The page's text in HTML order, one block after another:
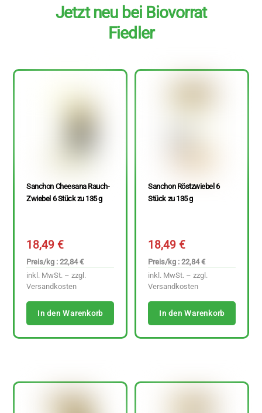
Jetzt neu bei Biovorrat
Fiedler
Sanchon Cheesana Rauch-
Zwiebel 6 Stück zu 135 g
18,49€
Preis/kg : 22,84 €
inkl. MwSt. – zzgl.
Versandkosten
In den Warenkorb
Sanchon Röstzwiebel 6
Stück zu 135 g
18,49€
Preis/kg : 22,84 €
inkl. MwSt. – zzgl.
Versandkosten
In den Warenkorb